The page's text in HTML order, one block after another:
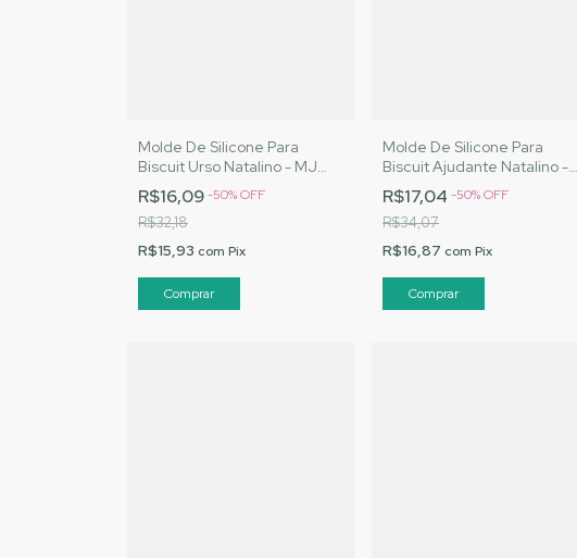
Molde De Silicone Para
Biscuit Urso Natalino - MJ
Artesanatos |Cód. 2785
R$16,09-50%OFF
R$32,18
R$15,93 com Pix
Molde De Silicone Para
Biscuit Ajudante Natalino -
MJ Artesanatos |Cód. 2765
R$17,04 -50%OFF
R$34,07
R$16,87 com Pix